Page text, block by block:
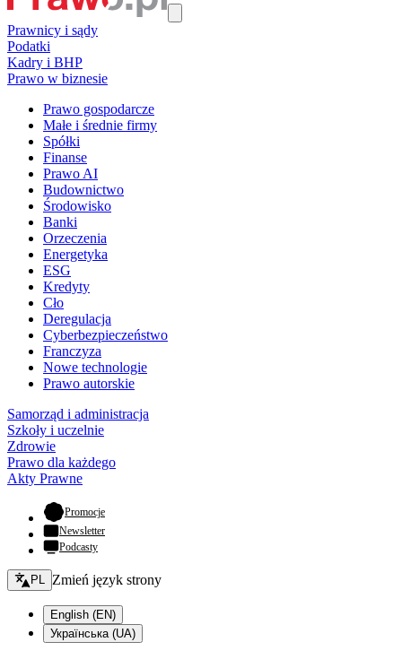
Prawnicy i sądy
Podatki
Kadry i BHP
Prawo w biznesie
Prawo gospodarcze
Małe i średnie firmy
Spółki
Finanse
Prawo AI
Budownictwo
Środowisko
Banki
Orzeczenia
Energetyka
ESG
Kredyty
Cło
Deregulacja
Cyberbezpieczeństwo
Franczyza
Nowe technologie
Prawo autorskie
Samorząd i administracja
Szkoły i uczelnie
Zdrowie
Prawo dla każdego
Akty Prawne
Promocje- otwiera się w nowej karcie
Newsletter
Podcasty
Zmień język - bieżący:
PL Zmień język strony
English (EN)
Українська (UA)